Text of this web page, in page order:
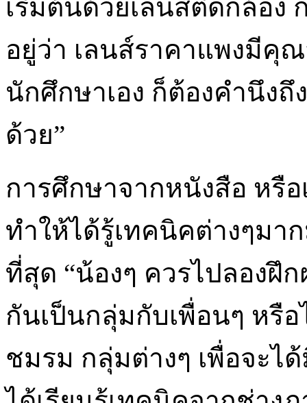
เริ่มต้นด้วยเลนส์ติดกล้อง
อยู่ว่า เลนส์ราคาแพงมีคุ
นักศึกษาเอง ก็ต้องคำนึง
ด้วย”
การศึกษาจากหนังสือ หรื
ทำให้ได้รู้เทคนิคต่างๆม
ที่สุด “น้องๆ ควรไปลองฝึ
กันเป็นกลุ่มกับเพื่อนๆ หรื
ชมรม กลุ่มต่างๆ เพื่อจะไ